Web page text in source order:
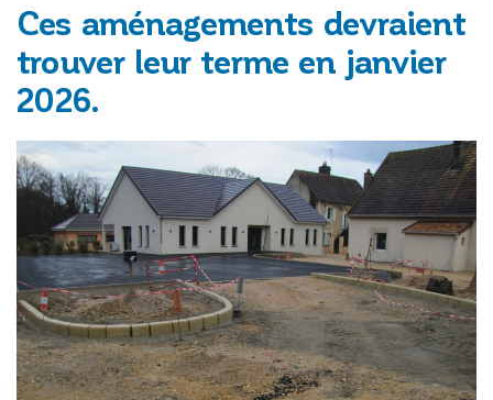
Ces aménagements devraient
trouver leur terme en janvier
2026.